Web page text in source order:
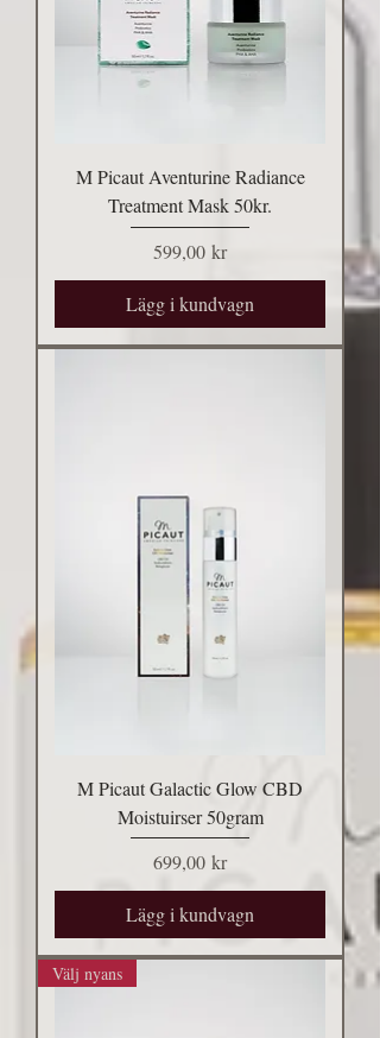
M Picaut Aventurine Radiance
Treatment Mask 50kr.
Pris
599,00 kr
Lägg i kundvagn
M Picaut Galactic Glow CBD
Moistuirser 50gram
Pris
699,00 kr
Lägg i kundvagn
Välj nyans